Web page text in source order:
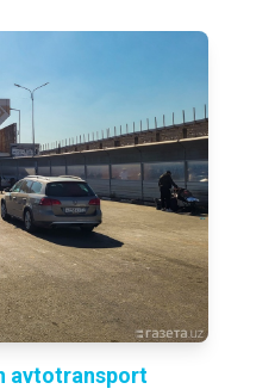
avtotransport